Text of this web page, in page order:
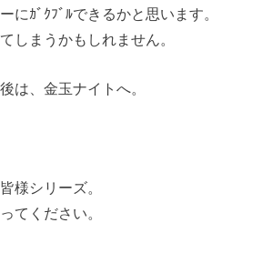
にｶﾞｸﾌﾞﾙできるかと思います。
しまうかもしれません。
は、金玉ナイトへ。
様シリーズ。
てください。